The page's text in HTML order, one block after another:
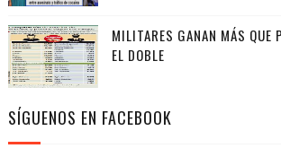
MILITARES GANAN MÁS QUE
EL DOBLE
SÍGUENOS EN FACEBOOK